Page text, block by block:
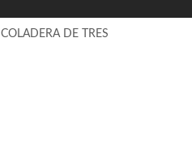
COLADERA DE TRES